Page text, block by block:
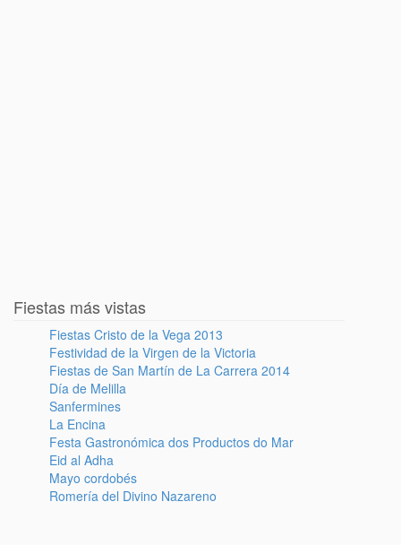
Fiestas más vistas
Fiestas Cristo de la Vega 2013
Festividad de la Virgen de la Victoria
Fiestas de San Martín de La Carrera 2014
Día de Melilla
Sanfermines
La Encina
Festa Gastronómica dos Productos do Mar
Eid al Adha
Mayo cordobés
Romería del Divino Nazareno